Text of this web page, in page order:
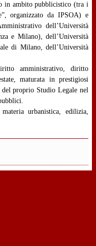
in ambito pubblicistico (tra i
organizzato da IPSOA) e
dell’Università
e Milano), dell’Università
di Milano, dell’Università
amministrativo, diritto
maturata in prestigiosi
proprio Studio Legale nel
urbanistica, edilizia,